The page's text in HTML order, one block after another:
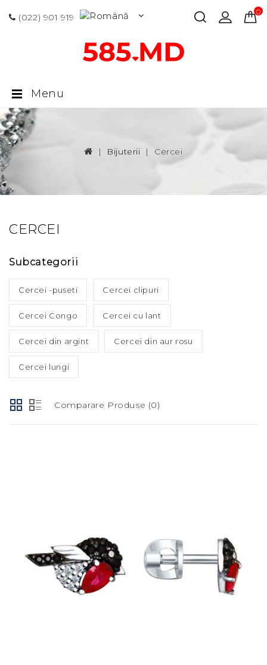
(022) 901 919
0
Menu
Bijuterii Cercei
CERCEI
Subcategorii
Cercei -puseti Cercei clipuri
Cercei Congo Cercei cu lant
Cercei din argint Cercei din aur rosu
Cercei lungi
Comparare Produse (0)